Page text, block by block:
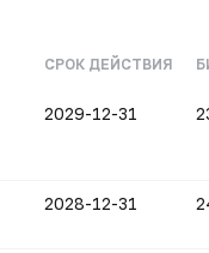
СРОК ДЕЙСТВИЯ
2029-12-31
2028-12-31